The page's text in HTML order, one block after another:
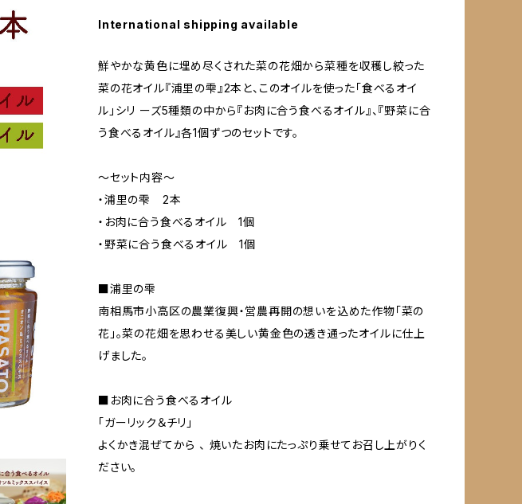
International shipping available
鮮やかな黄色に埋め尽くされた菜の花畑から菜種を収穫し絞った
菜の花オイル『浦里の雫』2本と、このオイルを使った「食べるオイ
ル」シリ ーズ5種類の中から『お肉に合う食べるオイル』、『野菜に合
う食べるオイル』各1個ずつのセットです。
〜セット内容〜
・浦里の雫 2本
・お肉に合う食べるオイル 1個
・野菜に合う食べるオイル 1個
■浦里の雫
南相馬市小高区の農業復興・営農再開の想いを込めた作物「菜の
花」。菜の花畑を思わせる美しい黄金色の透き通ったオイルに仕上
げました。
■お肉に合う食べるオイル
「ガーリック＆チリ」
よくかき混ぜてから 、 焼いたお肉にたっぷり乗せてお召し上がりく
ださい。